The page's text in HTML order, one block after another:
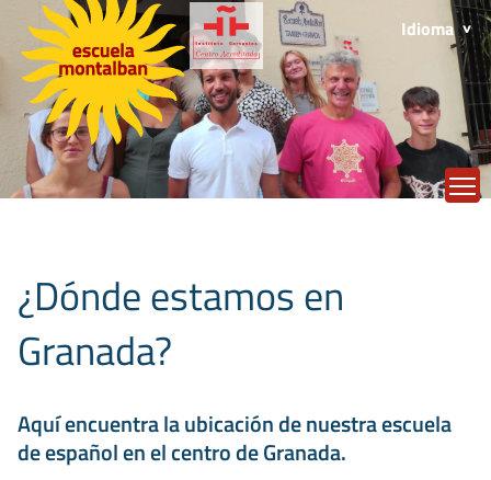
Idioma
¿Dónde estamos en
Granada?
Aquí encuentra la ubicación de nuestra escuela
de español en el centro de Granada.